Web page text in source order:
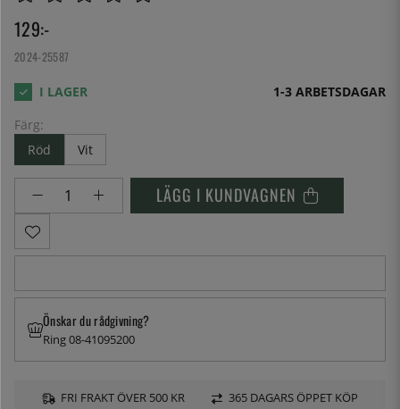
129:-
2024-25587
1-3 ARBETSDAGAR
Färg:
Röd
Vit
LÄGG I KUNDVAGNEN
Önskar du rådgivning?
Ring 08-41095200
FRI FRAKT ÖVER 500 KR 365 DAGARS ÖPPET KÖP